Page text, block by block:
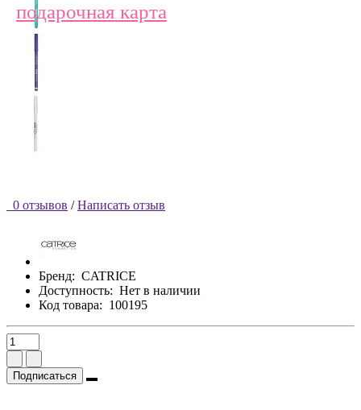
подарочная карта
0 отзывов / Написать отзыв
Бренд: CATRICE
Доступность: Нет в наличии
Код товара: 100195
Подписаться